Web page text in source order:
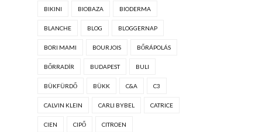
BIKINI BIOBAZA BIODERMA
BLANCHE BLOG BLOGGERNAP
BORI MAMI BOURJOIS BŐRÁPOLÁS
BŐRRADÍR BUDAPEST BULI
BÜKFÜRDŐ BÜKK C&A C3
CALVIN KLEIN CARLI BYBEL CATRICE
CIEN CIPŐ CITROEN